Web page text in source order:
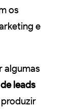
os
e
algumas
leads